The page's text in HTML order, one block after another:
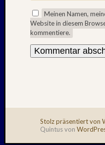
Meinen Namen,
Website in diesem
kommentiere.
Stolz präsentiert von
Quintus von